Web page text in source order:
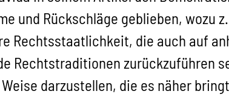
und Rückschläge geblieben, wozu
Rechtsstaatlichkeit, die auch auf
Rechtstraditionen zurückzuführen
darzustellen, die es näher